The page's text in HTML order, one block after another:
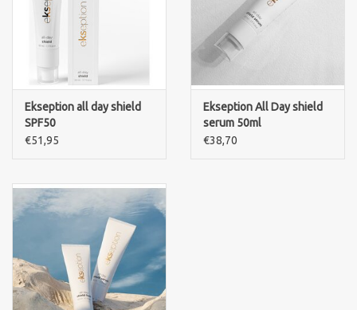
Ekseption all day shield
SPF50
€51,95
Ekseption All Day shield
serum 50ml
€38,70